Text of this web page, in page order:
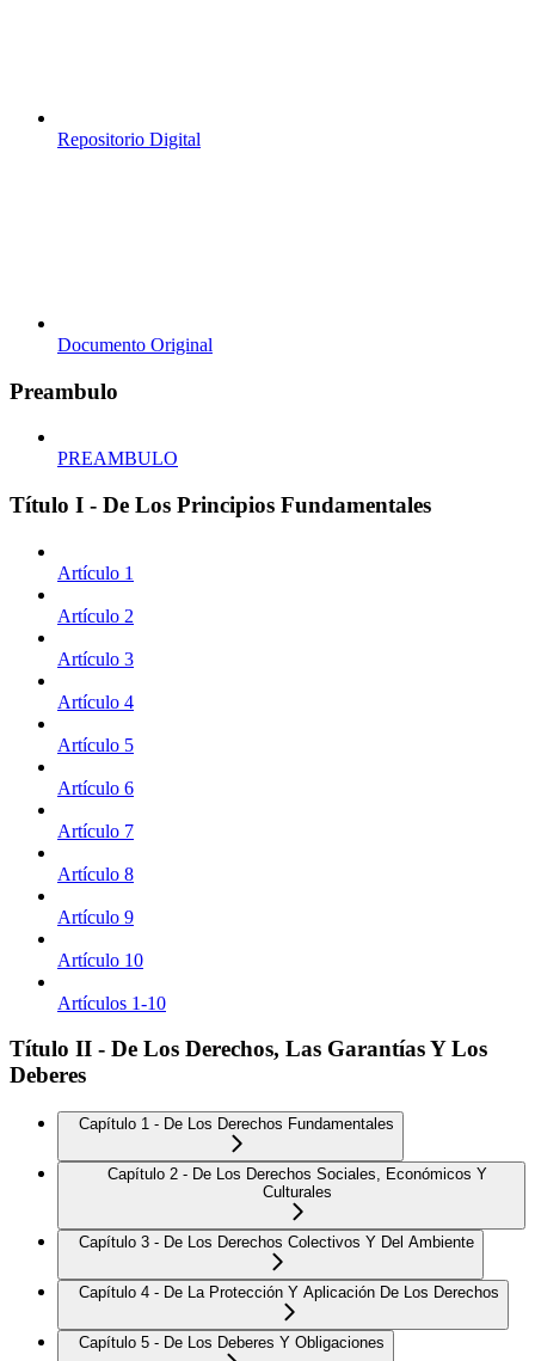
Repositorio Digital
Documento Original
Preambulo
PREAMBULO
Título I - De Los Principios Fundamentales
Artículo 1
Artículo 2
Artículo 3
Artículo 4
Artículo 5
Artículo 6
Artículo 7
Artículo 8
Artículo 9
Artículo 10
Artículos 1-10
Título II - De Los Derechos, Las Garantías Y Los
Deberes
Capítulo 1 - De Los Derechos Fundamentales
Capítulo 2 - De Los Derechos Sociales, Económicos Y
Culturales
Capítulo 3 - De Los Derechos Colectivos Y Del Ambiente
Capítulo 4 - De La Protección Y Aplicación De Los Derechos
Capítulo 5 - De Los Deberes Y Obligaciones